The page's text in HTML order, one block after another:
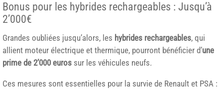
Bonus pour les hybrides rechargeables : Jusqu’à
2’000€
Grandes oubliées jusqu’alors, les hybrides rechargeables, qui
allient moteur électrique et thermique, pourront bénéficier d’une
prime de 2’000 euros sur les véhicules neufs.
Ces mesures sont essentielles pour la survie de Renault et PSA :